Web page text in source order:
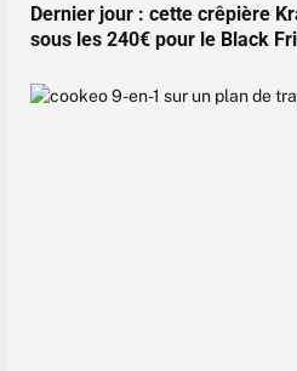
Dernier jour : cette crêpière
sous les 240€ pour le Black